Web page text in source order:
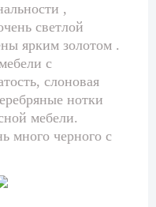
,
светлой
ярким золотом .
с
слоновая
нотки
мебели.
много черного с